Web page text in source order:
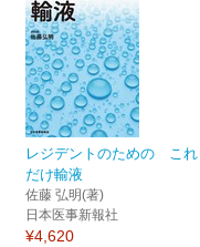
レジデントのための これ
だけ輸液
佐藤 弘明(著)
日本医事新報社
¥4,620